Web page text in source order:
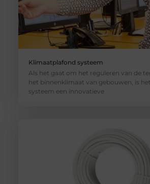
Klimaatplafond systeem
Als het gaat om het reguleren van de
het binnenklimaat van gebouwen, is
systeem een innovatieve